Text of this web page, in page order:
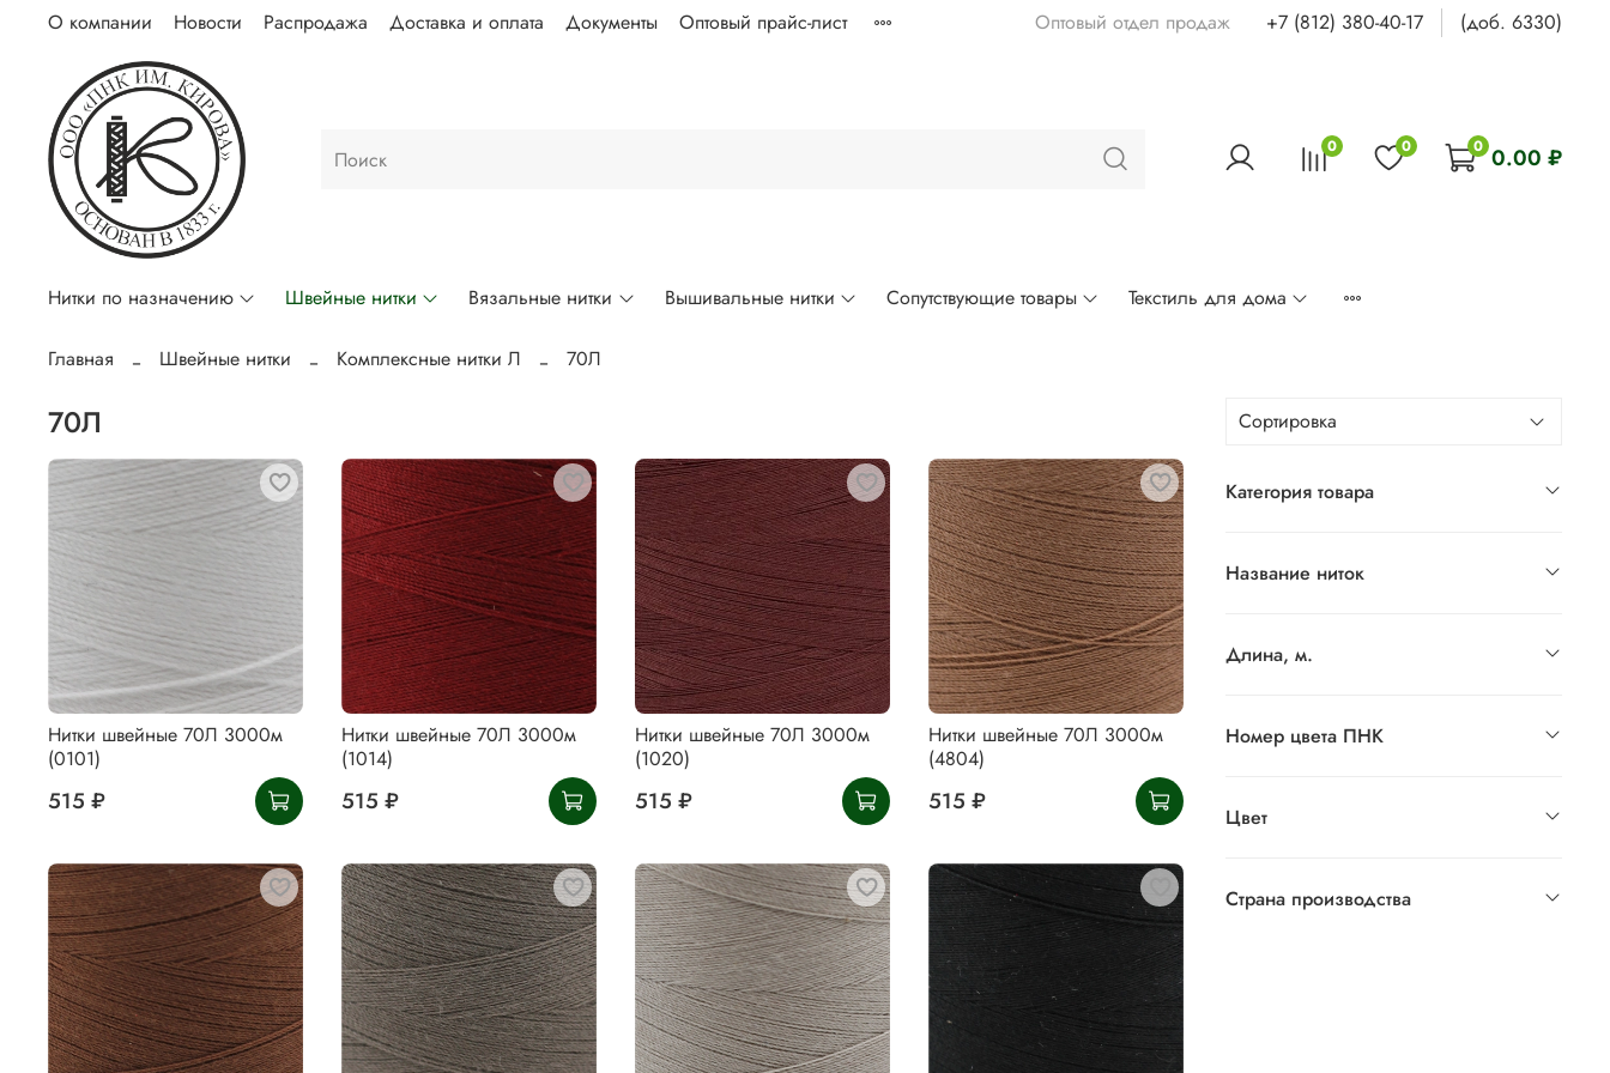
О компании Новости Распродажа Доставка и оплата Документы Оптовый прайс-лист Оптовый отдел продаж +7 (812) 380-40-17 (доб. 6330)
0 0 0 0.00 ₽
Нитки по назначению Швейные нитки Вязальные нитки Вышивальные нитки Сопутствующие товары Текстиль для дома
Главная Швейные нитки Комплексные нитки Л 70Л
70Л
Нитки швейные 70Л 3000м
(0101)
515 ₽
Нитки швейные 70Л 3000м
(1014)
515 ₽
Нитки швейные 70Л 3000м
(1020)
515 ₽
Нитки швейные 70Л 3000м
(4804)
515 ₽
Категория товара
Название ниток
Длина, м.
Номер цвета ПНК
Цвет
Страна производства